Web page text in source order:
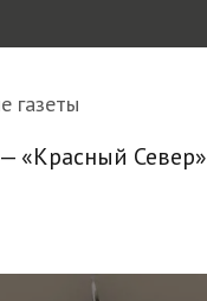
газеты
«Красный Север»